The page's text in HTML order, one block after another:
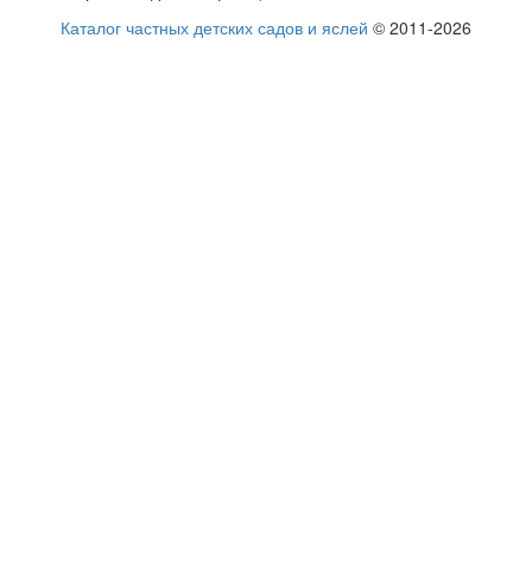
Каталог частных детских садов и яслей © 2011-2026